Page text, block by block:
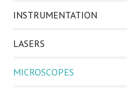
INSTRUMENTATION
LASERS
MICROSCOPES